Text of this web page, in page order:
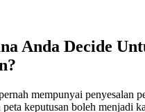
Anda Decide
mempunyai penyesalan
keputusan boleh menjadi